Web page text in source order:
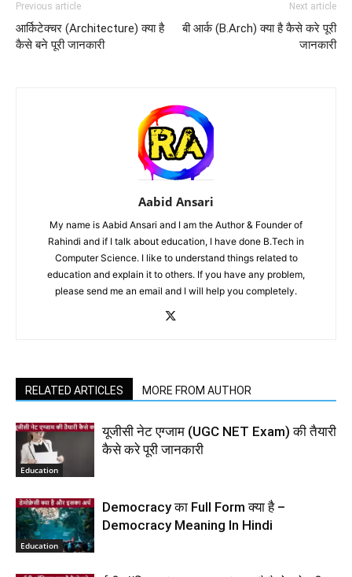
Previous article
आर्किटेक्चर (Architecture) क्या है
कैसे बने पूरी जानकारी
Next article
बी आर्क (B.Arch) क्या है कैसे करे पूरी
जानकारी
Aabid Ansari
My name is Aabid Ansari and I am the Author & Founder of
Rahindi and if I talk about education, I have done B.Tech in
Computer Science. I like to understand things related to
education and explain it to others. If you have any problem,
please send me an email and I will help you completely.
RELATED ARTICLES MORE FROM AUTHOR
Education
यूजीसी नेट एग्जाम (UGC NET Exam) की तैयारी
कैसे करे पूरी जानकारी
Education
Democracy का Full Form क्या है –
Democracy Meaning In Hindi